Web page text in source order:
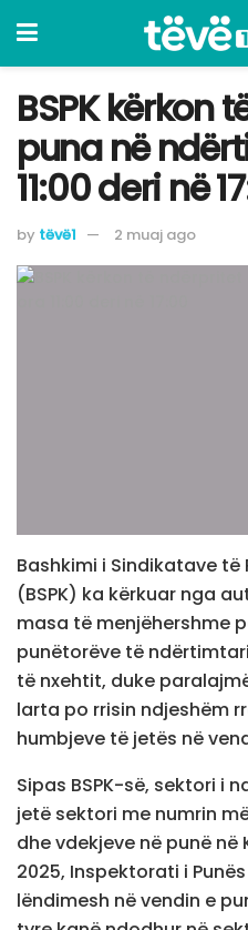
BSPK kërkon
puna në
11:00 deri në
by tëvë1 2 muaj ago
Bashkimi i Sindikatave të
(BSPK) ka kërkuar nga
masa të menjëhershme
punëtorëve të
të nxehtit, duke
larta po rrisin ndjeshëm
humbjeve të jetës në
Sipas BSPK-së, sektori i
jetë sektori me numrin
dhe vdekjeve në punë
2025, Inspektorati i
lëndimesh në vendin e